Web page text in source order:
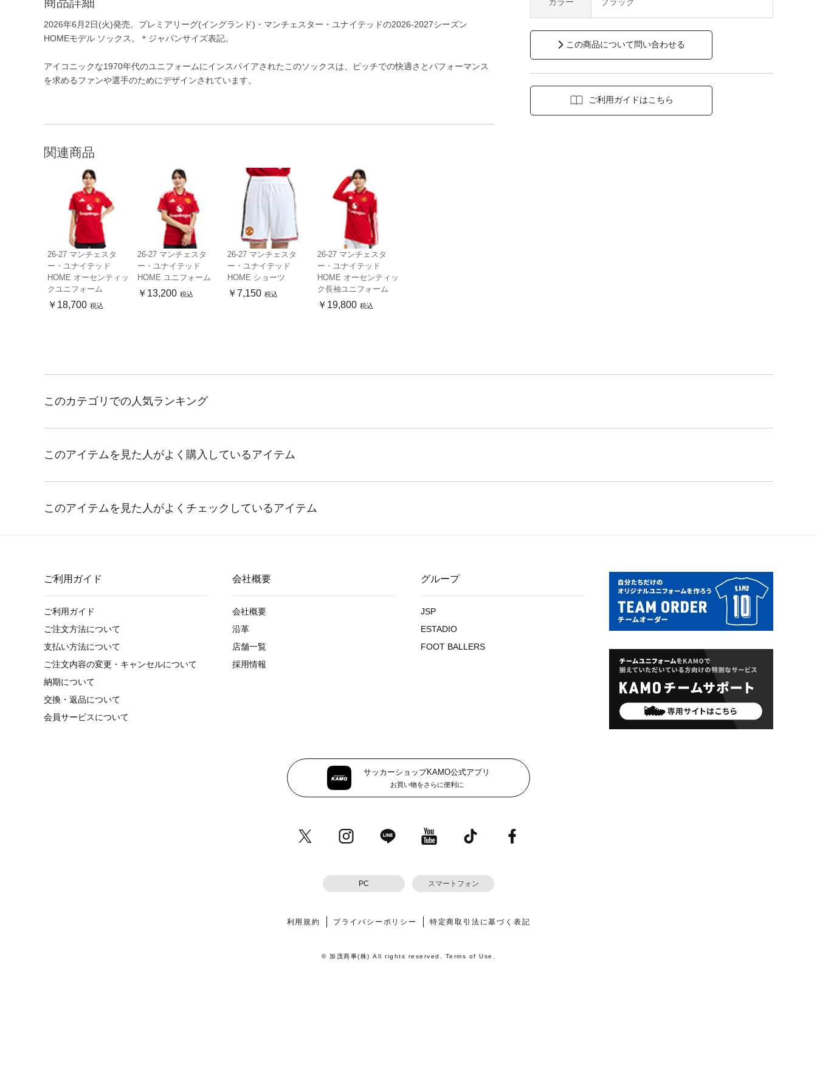
2026年6月2日(火)発売。プレミアリーグ(イングランド)・マンチェスター・ユナイテッドの2026-2027シーズン
HOMEモデル ソックス。＊ジャパンサイズ表記。
アイコニックな1970年代のユニフォームにインスパイアされたこのソックスは、ピッチでの快適さとパフォーマンス
を求めるファンや選手のためにデザインされています。
関連商品
26-27 マンチェスタ
ー・ユナイテッド
HOME オーセンティッ
クユニフォーム
￥18,700 税込
26-27 マンチェスタ
ー・ユナイテッド
HOME ユニフォーム
￥13,200 税込
26-27 マンチェスタ
ー・ユナイテッド
HOME ショーツ
￥7,150 税込
26-27 マンチェスタ
ー・ユナイテッド
HOME オーセンティッ
ク長袖ユニフォーム
￥19,800 税込
この商品について問い合わせる
ご利用ガイドはこちら
ご利用ガイド
ご利用ガイド
ご注文方法について
支払い方法について
ご注文内容の変更・キャンセルについて
納期について
交換・返品について
会員サービスについて
会社概要
会社概要
沿革
店舗一覧
採用情報
グループ
JSP
ESTADIO
FOOT BALLERS
サッカーショップKAMO公式アプリ
お買い物をさらに便利に
PC スマートフォン
利用規約 プライバシーポリシー 特定商取引法に基づく表記
© 加茂商事(株) All rights reserved. Terms of Use.